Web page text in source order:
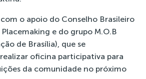
o apoio do Conselho Brasileiro
e do grupo M.O.B
de Brasília), que se
oficina participativa para
da comunidade no próximo